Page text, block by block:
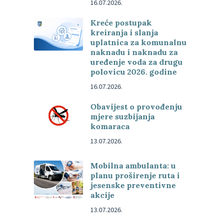
16.07.2026.
Kreće postupak
kreiranja i slanja
uplatnica za komunalnu
naknadu i naknadu za
uređenje voda za drugu
polovicu 2026. godine
16.07.2026.
Obavijest o provođenju
mjere suzbijanja
komaraca
13.07.2026.
Mobilna ambulanta: u
planu proširenje ruta i
jesenske preventivne
akcije
13.07.2026.